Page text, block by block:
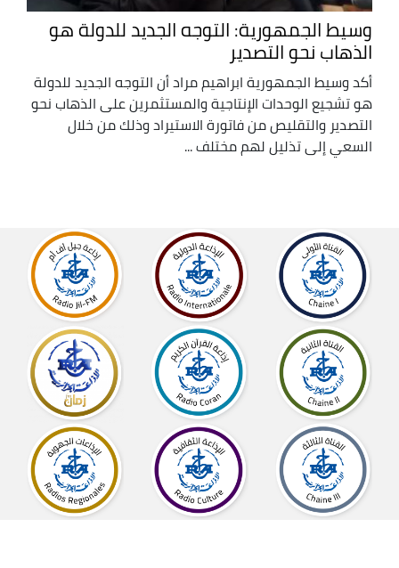
وسيط الجمهورية: التوجه الجديد للدولة هو
الذهاب نحو التصدير
أكد وسيط الجمهورية ابراهيم مراد أن التوجه الجديد للدولة
هو تشجيع الوحدات الإنتاجية والمستثمرين على الذهاب نحو
التصدير والتقليص من فاتورة الاستيراد وذلك من خلال
السعي إلى تذليل لهم مختلف ...